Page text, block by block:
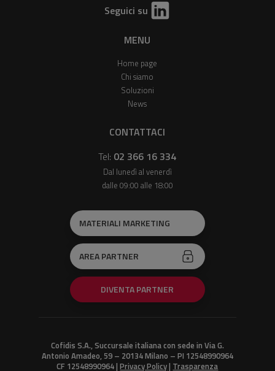
Seguici su
MENU
Home page
Chi siamo
Soluzioni
News
CONTATTACI
Tel: 02 366 16 334
Dal lunedì al venerdì
dalle 09:00 alle 18:00
MATERIALI MARKETING
AREA PARTNER
DIVENTA PARTNER
Cofidis S.A., Succursale italiana con sede in Via G.
Antonio Amadeo, 59 – 20134 Milano – PI 12548990964
CF 12548990964 |Privacy Policy| Trasparenza